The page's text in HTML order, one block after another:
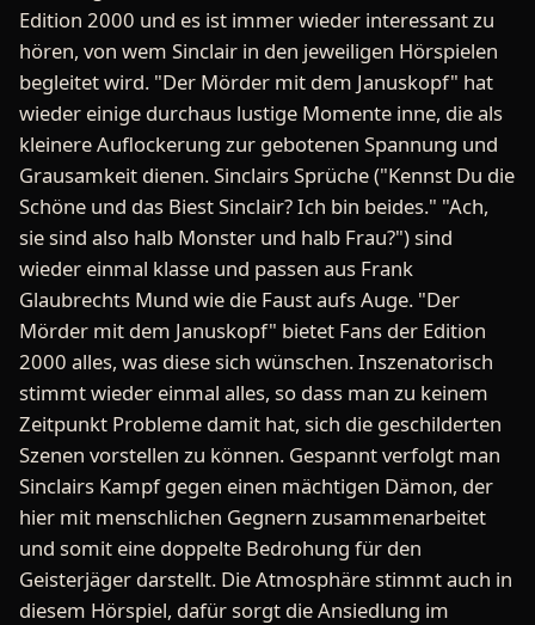
Edition 2000 und es ist immer wieder interessant zu
hören, von wem Sinclair in den jeweiligen Hörspielen
begleitet wird. "Der Mörder mit dem Januskopf" hat
wieder einige durchaus lustige Momente inne, die als
kleinere Auflockerung zur gebotenen Spannung und
Grausamkeit dienen. Sinclairs Sprüche ("Kennst Du die
Schöne und das Biest Sinclair? Ich bin beides." "Ach,
sie sind also halb Monster und halb Frau?") sind
wieder einmal klasse und passen aus Frank
Glaubrechts Mund wie die Faust aufs Auge. "Der
Mörder mit dem Januskopf" bietet Fans der Edition
2000 alles, was diese sich wünschen. Inszenatorisch
stimmt wieder einmal alles, so dass man zu keinem
Zeitpunkt Probleme damit hat, sich die geschilderten
Szenen vorstellen zu können. Gespannt verfolgt man
Sinclairs Kampf gegen einen mächtigen Dämon, der
hier mit menschlichen Gegnern zusammenarbeitet
und somit eine doppelte Bedrohung für den
Geisterjäger darstellt. Die Atmosphäre stimmt auch in
diesem Hörspiel, dafür sorgt die Ansiedlung im